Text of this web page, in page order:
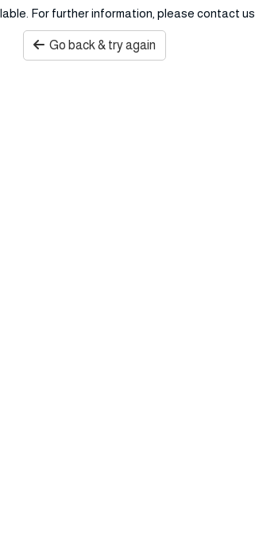
For further information, please contact us.
Go back & try again